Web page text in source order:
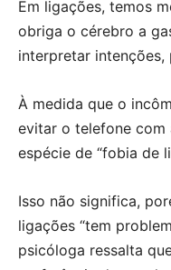
Em ligações, temos
obriga o cérebro a
interpretar intenções,
À medida que o
evitar o telefone com
espécie de “fobia de
Isso não significa,
ligações “tem
psicóloga ressalta